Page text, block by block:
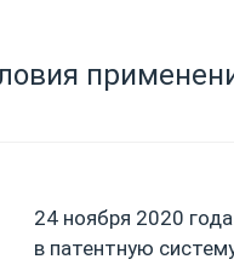
24 ноября 2020
в патентную